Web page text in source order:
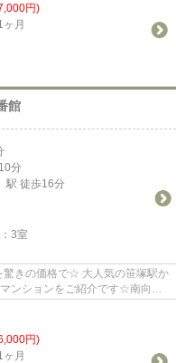
円)
ヶ月
館
分
」駅 徒歩16分
3室
きの価格で☆ 大人気の笹塚駅か
ンションをご紹介です☆南向
円)
ヶ月